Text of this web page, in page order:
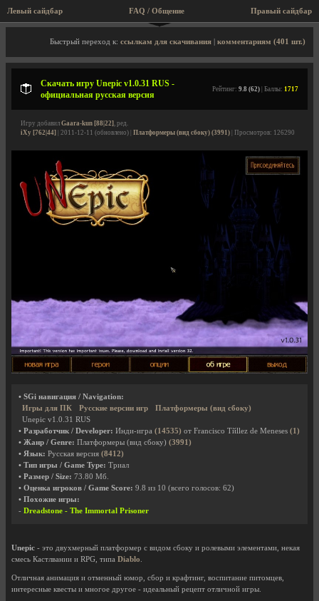
Левый сайдбар FAQ / Общение
Описание игры, скриншоты, видео
Быстрый переход к: ссылкам для скачивания комментариям (401 шт.)
Скачать игру Unepic v1.0.31 RUS -
официальная русская версия
Рейтинг: 9.8 (62) | Баллы: 1717
Игру добавил Gaara-kun [88|22], ред.
iXy [762|44] | 2011-12-11 (обновлено) | Платформеры (вид сбоку) (3991) | Просмотров: 126290
• SGi навигация / Navigation:
Игры для ПК
Русские версии игр
Платформеры (вид сбоку)
Unepic v1.0.31 RUS
• Разработчик / Developer: Инди-игра (14535) от Francisco Tйllez de Meneses (1)
• Жанр / Genre: Платформеры (вид сбоку) (3991)
• Язык: Русская версия (8412)
• Тип игры / Game Type: Триал
• Размер / Size: 73.80 Мб.
• Оценка игроков / Game Score: 9.8 из 10 (всего голосов: 62)
• Похожие игры:
- Dreadstone - The Immortal Prisoner
Unepic - это двухмерный платформер с видом сбоку и ролевыми элементами, некая
смесь Кастлвании и RPG, типа Diablo
Отличная анимация и отменный юмор, сбор и крафтинг, воспитание питомцев,
интересные квесты и многое другое - идеальный рецепт отличной игры.